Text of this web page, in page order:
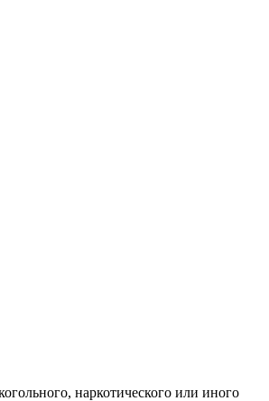
наркотического или иного